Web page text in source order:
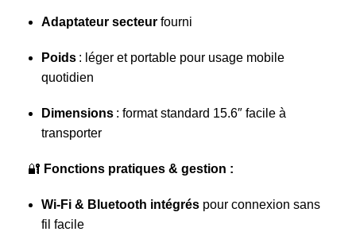
Adaptateur secteur fourni
Poids : léger et portable pour usage mobile
quotidien
Dimensions : format standard 15.6″ facile à
transporter
🔐 Fonctions pratiques & gestion :
Wi‑Fi & Bluetooth intégrés pour connexion sans
fil facile